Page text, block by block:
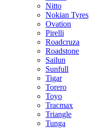
Nitto
Nokian Tyres
Ovation
Pirelli
Roadcruza
Roadstone
Sailun
Sunfull
Tigar
Torero
Toyo
Tracmax
Triangle
Tunga